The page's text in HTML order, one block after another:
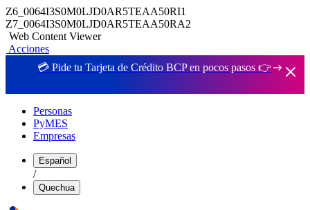
Z6_0064I3S0M0LJD0AR5TEAA50RI1
Z7_0064I3S0M0LJD0AR5TEAA50RA2
Web Content Viewer
Acciones
💳 Pide tu Tarjeta de Crédito BCP en pocos pasos 👉
Personas
PyMES
Empresas
Español
/
Quechua